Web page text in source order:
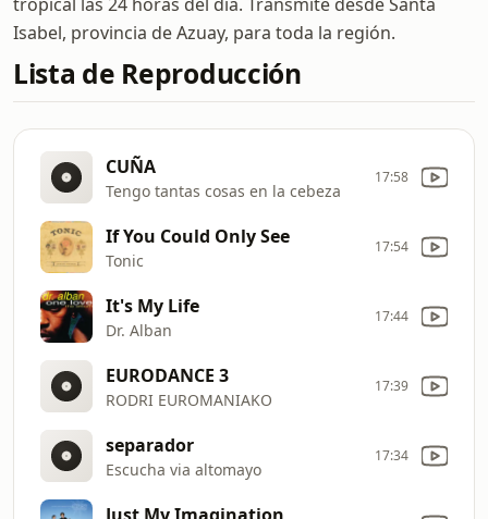
Isabel, provincia de Azuay, para toda la región.
Lista de Reproducción
CUÑA
Tengo tantas cosas en la cebeza
17:58
If You Could Only See
Tonic
17:54
It's My Life
Dr. Alban
17:44
EURODANCE 3
RODRI EUROMANIAKO
17:39
separador
Escucha via altomayo
17:34
Just My Imagination